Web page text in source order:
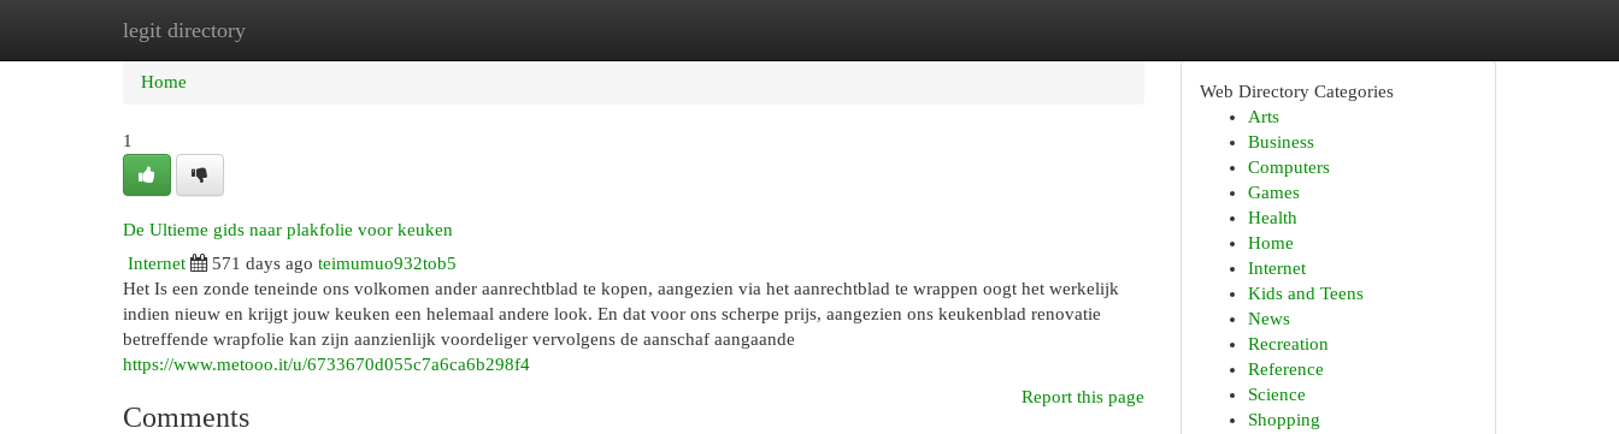
legit directory
Home New Site Listings
Home
1
De Ultieme gids naar plakfolie voor keuken
Internet
571 days ago teimumuo932tob5
Het Is een zonde teneinde ons volkomen ander aanrechtblad te kopen, aangezien via het aanrechtblad te wrappen oogt het werkelijk
indien nieuw en krijgt jouw keuken een helemaal andere look. En dat voor ons scherpe prijs, aangezien ons keukenblad renovatie
betreffende wrapfolie kan zijn aanzienlijk voordeliger vervolgens de aanschaf aangaande
https://www.metooo.it/u/6733670d055c7a6ca6b298f4
Report this page
Comments
Web Directory Categories
Arts
Business
Computers
Games
Health
Home
Internet
Kids and Teens
News
Recreation
Reference
Science
Shopping